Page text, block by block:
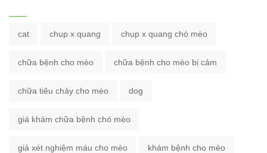
cat chụp x quang chụp x quang chó mèo
chữa bệnh cho mèo chữa bệnh cho mèo bị cảm
chữa tiêu chảy cho mèo dog
giá khám chữa bệnh chó mèo
giá xét nghiệm máu cho mèo khám bệnh cho mèo